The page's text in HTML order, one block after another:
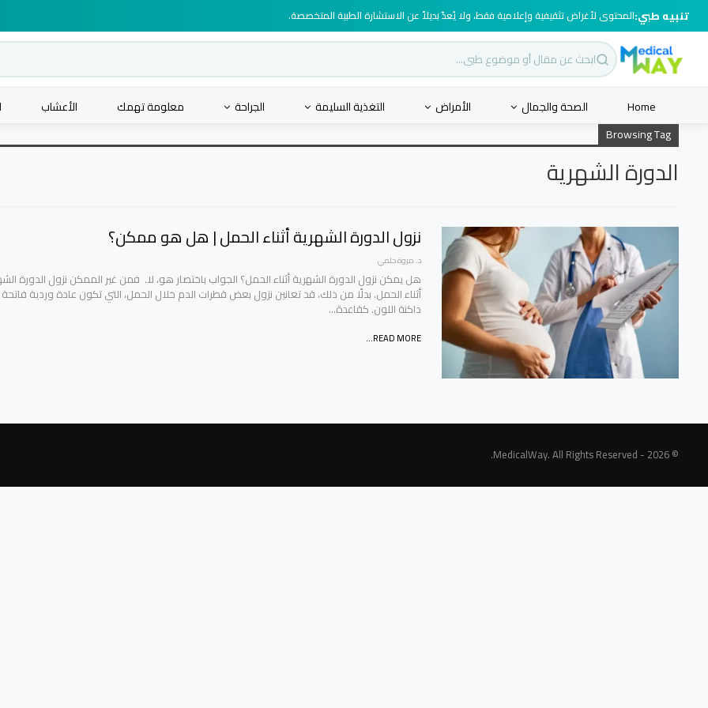
تنبيه طبي:المحتوى لأغراض تثقيفية وإعلامية فقط، ولا يُعدّ بديلاً عن الاستشارة الطبية المتخصصة.
Home الصحة والجمال الأمراض التغذية السليمة الجراحة معلومة تهمك الأعشاب
Browsing Tag
الدورة الشهرية
نزول الدورة الشهرية أثناء الحمل | هل هو ممكن؟
د. مروة حلمي
هل يمكن نزول الدورة الشهرية أثناء الحمل؟ الجواب باختصار هو، لا. فمن غير الممكن نزول الدورة
أثناء الحمل. بدلًا من ذلك، قد تعانين نزول بعض قطرات الدم خلال الحمل، التي تكون عادة وردية فاتحة
داكنة اللون. كقاعدة…
READ MORE...
© 2026 - MedicalWay. All Rights Reserved.